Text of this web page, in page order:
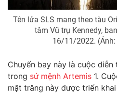
VTV Sức khoẻ
Thị trường 24h
VTV4
Tên lửa SLS mang theo tàu
tâm Vũ trụ Kennedy,
16/11/2022.
Chuyến bay này là cuộc
trong sứ mệnh Artemis 1.
mặt trăng này được triển